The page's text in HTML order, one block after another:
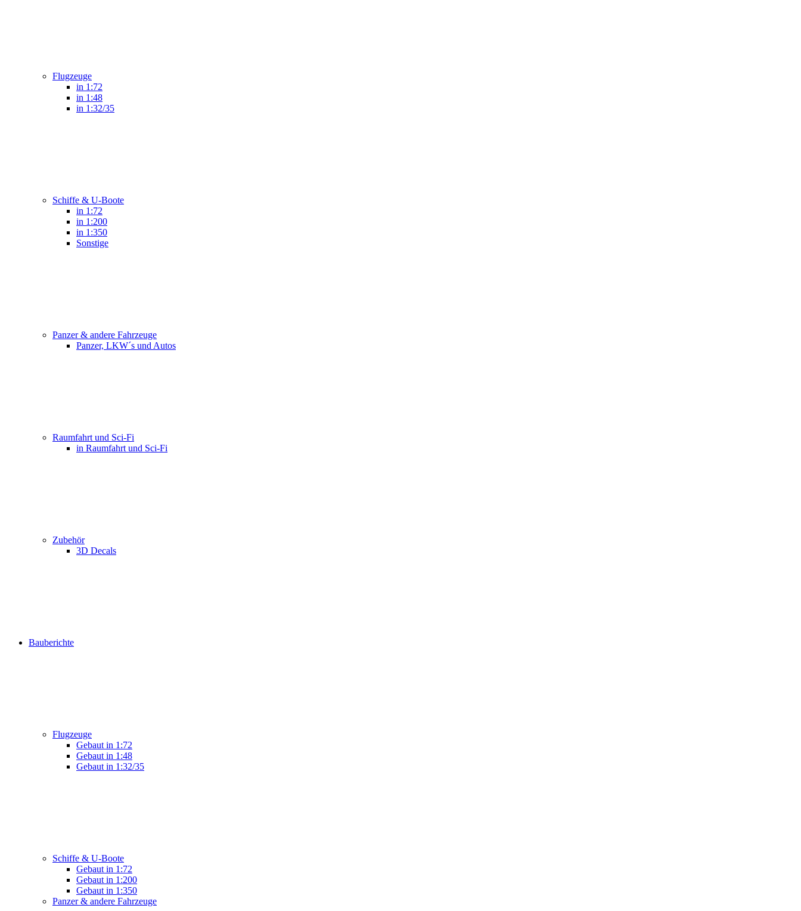
Flugzeuge
in 1:72
in 1:48
in 1:32/35
Schiffe & U-Boote
in 1:72
in 1:200
in 1:350
Sonstige
Panzer & andere Fahrzeuge
Panzer, LKW´s und Autos
Raumfahrt und Sci-Fi
in Raumfahrt und Sci-Fi
Zubehör
3D Decals
Bauberichte
Flugzeuge
Gebaut in 1:72
Gebaut in 1:48
Gebaut in 1:32/35
Schiffe & U-Boote
Gebaut in 1:72
Gebaut in 1:200
Gebaut in 1:350
Panzer & andere Fahrzeuge